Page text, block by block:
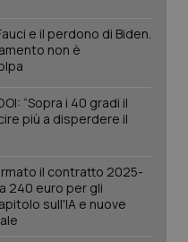
e il perdono di Biden.
non è
“Sopra i 40 gradi il
più a disperdere il
il contratto 2025-
240 euro per gli
sull'IA e nuove